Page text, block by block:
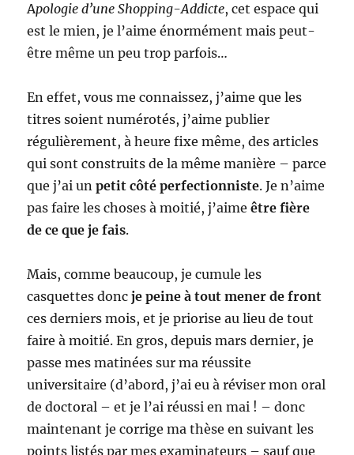
Apologie d’une Shopping-Addicte, cet espace qui
est le mien, je l’aime énormément mais peut-
être même un peu trop parfois…
En effet, vous me connaissez, j’aime que les
titres soient numérotés, j’aime publier
régulièrement, à heure fixe même, des articles
qui sont construits de la même manière – parce
que j’ai unpetit côté perfectionniste. Je n’aime
pas faire les choses à moitié, j’aimeêtre fière
de ce que je fais.
Mais, comme beaucoup, je cumule les
casquettes doncje peine à tout mener de front
ces derniers mois, et je priorise au lieu de tout
faire à moitié. En gros, depuis mars dernier, je
passe mes matinées sur ma réussite
universitaire (d’abord, j’ai eu à réviser mon oral
de doctoral – et je l’ai réussi en mai ! – donc
maintenant je corrige ma thèse en suivant les
points listés par mes examinateurs – sauf que